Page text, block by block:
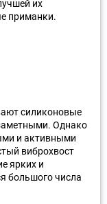
их
приманки.
силиконовые
Однако
и активными
виброхвост
ярких и
большого числа